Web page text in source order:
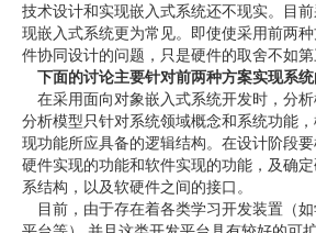
技术设计和实现嵌入式系统还不现实。目
现嵌入式系统更为常见。即使使采用前两
件协同设计的问题，只是硬件的取舍不如第
下面的讨论主要针对前两种方案实现系统
在采用面向对象嵌入式系统开发时，分析
分析模型只针对系统领域概念和系统功能
现功能所应具备的逻辑结构。在设计阶段
硬件实现的功能和软件实现的功能，及确
系结构，以及软硬件之间的接口。
目前，由于存在着各类学习开发装置（